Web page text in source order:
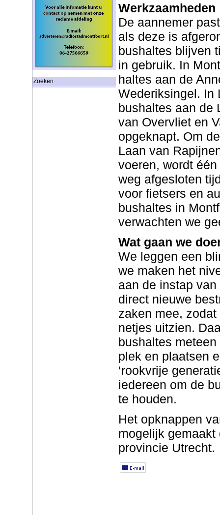
Zoeken
Werkzaamheden
De aannemer
als deze is
bushaltes blijven
in gebruik. In
haltes aan de
Wederiksingel. In
bushaltes aan de
van Overvliet en
opgeknapt. Om
Laan van
voeren, wordt
weg afgesloten
voor fietsers en
bushaltes in
verwachten we
Wat gaan we
We leggen een
we maken het
aan de instap
direct nieuwe
zaken mee,
netjes uitzien.
bushaltes
plek en plaatsen
‘rookvrije
iedereen om de
te houden.
Het opknappen
mogelijk
provincie Utrecht.